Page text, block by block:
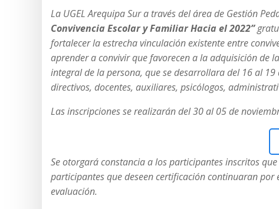
La UGEL Arequipa Sur a través del área de Gestión
Convivencia Escolar y Familiar Hacia el 2022”
fortalecer la estrecha vinculación existente entre
aprender a convivir que favorecen a la adquisición de
integral de la persona, que se desarrollara del 16 al
directivos, docentes, auxiliares, psicólogos,
Las inscripciones se realizarán del 30 al 05 de
Se otorgará constancia a los participantes inscritos
participantes que deseen certificación continuaran
evaluación.